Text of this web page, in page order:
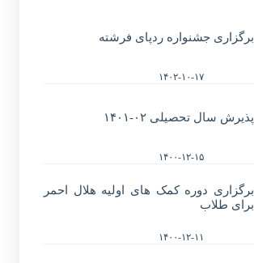
برگزاری جشنواره ردپای فرشته
۱۴۰۲-۱۰-۱۷
پذیرش سال تحصیلی ۰۲-۱۴۰۱
۱۴۰۰-۱۲-۱۵
برگزاری دوره کمک های اولیه هلال احمر
برای طلاب
۱۴۰۰-۱۲-۱۱